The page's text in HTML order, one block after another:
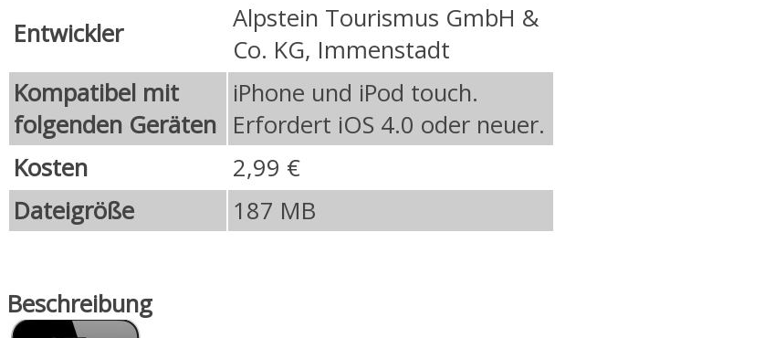
Entwickler
Alpstein Tourismus GmbH &
Co. KG, Immenstadt
Kompatibel mit
folgenden Geräten
iPhone und iPod touch.
Erfordert iOS 4.0 oder neuer.
Kosten
2,99 €
Dateigröße
187 MB
Beschreibung